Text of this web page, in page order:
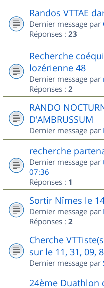
Randos VTTAE
Dernier message par
Réponses : 23
Recherche
lozérienne 48
Dernier message par
Réponses : 2
RANDO
D'AMBRUSSUM
Dernier message par
recherche
Dernier message par
07:36
Réponses : 1
Sortir Nîmes le
Dernier message par
Réponses : 2
Cherche
sur le 11, 31, 09,
Dernier message par
24ème Duathlon